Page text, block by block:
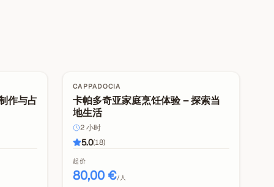
作与占
CAPPADOCIA
卡帕多奇亚家庭烹饪体验 – 探索当
地生活
2小时
5.0(18)
起价
80,00 €/人